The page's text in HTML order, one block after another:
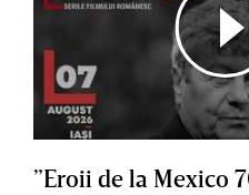
”Eroii de la Mexico